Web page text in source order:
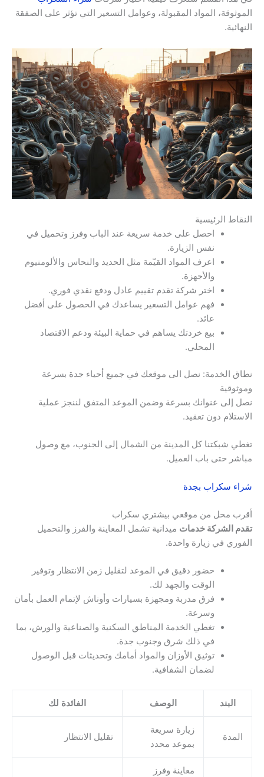
الموثوقة، المواد المقبولة، وعوامل التسعير التي تؤثر على الصفقة
النهائية.
النقاط الرئيسية
احصل على خدمة سريعة عند الباب وفرز وتحميل في
نفس الزيارة.
اعرف المواد القيّمة مثل الحديد والنحاس والألومنيوم
والأجهزة.
اختر شركة تقدم تقييم عادل ودفع نقدي فوري.
فهم عوامل التسعير يساعدك في الحصول على أفضل
عائد.
بيع خردتك يساهم في حماية البيئة ودعم الاقتصاد
المحلي.
نطاق الخدمة: نصل الى موقعك في جميع أحياء جدة بسرعة
وموثوقية
نصل إلى عنوانك بسرعة وضمن الموعد المتفق لننجز عملية
الاستلام دون تعقيد.
تغطي شبكتنا كل المدينة من الشمال إلى الجنوب، مع وصول
مباشر حتى باب العميل.
شراء سكراب بجدة
أقرب محل من موقعي بيشتري سكراب
تقدم الشركة خدمات ميدانية تشمل المعاينة والفرز والتحميل
الفوري في زيارة واحدة.
حضور دقيق في الموعد لتقليل زمن الانتظار وتوفير
الوقت والجهد لك.
فرق مدربة ومجهزة بسيارات وأوناش لإتمام العمل بأمان
وسرعة.
تغطي الخدمة المناطق السكنية والصناعية والورش، بما
في ذلك شرق وجنوب جدة.
توثيق الأوزان والمواد أمامك وتحديثات قبل الوصول
لضمان الشفافية.
البند الوصف الفائدة لك
المدة
زيارة سريعة
بموعد محدد
تقليل الانتظار
معاينة وفرز